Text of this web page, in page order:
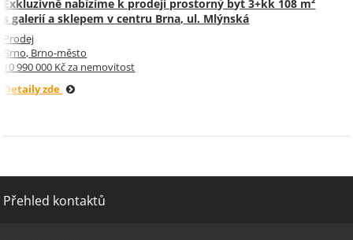
Exkluzivně nabízíme k prodeji prostorný byt 3+kk 108 m²
s galerií a sklepem v centru Brna, ul. Mlýnská
Prodej
Brno, Brno-město
10 990 000 Kč za nemovitost
Detaily zde
Přehled kontaktů